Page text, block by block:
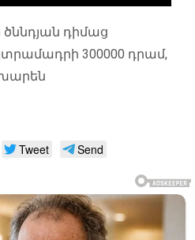
ծննդյան դիմաց
300000 դրամ,
Tweet Send